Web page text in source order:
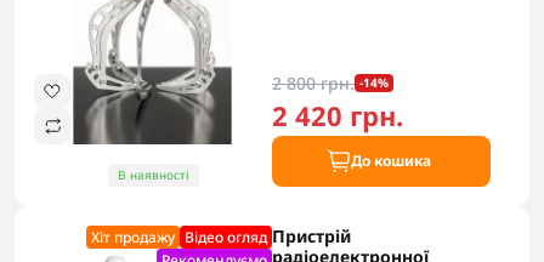
В наявності
2 800 грн. -14%
2 420 грн.
До кошика
Хіт продажу Відео огляд Пристрій
радіоелектронної